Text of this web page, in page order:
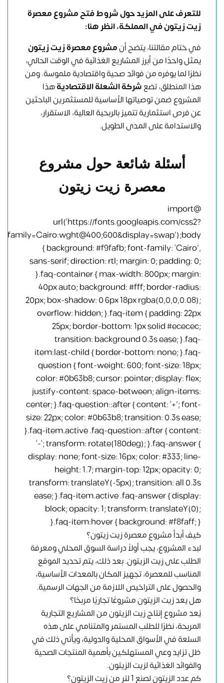
للتعرف على المزيد حول شروط فتح مشروع معصرة
زيت زيتون في المملكة،انظر هنا:
في ختام مقالتنا، يتضح أنمشروع معصرة زيت زيتون
يمثل واحدًا من أبرز المشاريع الغذائية في الوقت الحالي،
نظرًا لما يوفره من فوائد صحية واقتصادية ملموسة. ومن
هذا المنطلق، تضعشركة الشعلة الاقتصاديةهذا
المشروع ضمن توصياتها الأساسية للمستثمرين الباحثين
عن فرص استثمارية تتميز بالربحية العالية، الاستقرار،
والاستدامة على المدى الطويل.
أسئلة شائعة حول مشروع
معصرة زيت زيتون
@import
url(‘https://fonts.googleapis.com/css2?
family=Cairo:wght@400;600&display=swap’);body
{ background: #f9fafb; font-family: ‘Cairo’,
sans-serif; direction: rtl; margin: 0; padding: 0;
}.faq-container { max-width: 800px; margin:
40px auto; background: #fff; border-radius:
20px; box-shadow: 0 6px 18px rgba(0,0,0,0.08);
overflow: hidden; }.faq-item { padding: 22px
25px; border-bottom: 1px solid #ececec;
transition: background 0.3s ease; }.faq-
item:last-child { border-bottom: none; }.faq-
question { font-weight: 600; font-size: 18px;
color: #0b63b8; cursor: pointer; display: flex;
justify-content: space-between; align-items:
center; }.faq-question::after { content: ‘+’; font-
size: 22px; color: #0b63b8; transition: 0.3s ease;
}.faq-item.active .faq-question::after { content:
‘-‘; transform: rotate(180deg); }.faq-answer {
display: none; font-size: 16px; color: #333; line-
height: 1.7; margin-top: 12px; opacity: 0;
transform: translateY(-5px); transition: all 0.3s
ease; }.faq-item.active .faq-answer { display:
block; opacity: 1; transform: translateY(0);
}.faq-item:hover { background: #f8faff; }
كيف أبدأ مشروع معصرة زيت زيتون؟
لبدء المشروع، يجب أولاً دراسة السوق المحلي ومعرفة
الطلب على زيت الزيتون. بعد ذلك، يتم تحديد الموقع
المناسب للمعصرة، تجهيز المكان بالمعدات الأساسية،
والحصول على التراخيص اللازمة من الجهات الرسمية.
هل يعد زيت الزيتون مشروعًا تجاريًا مربحًا؟
يُعد مشروع إنتاج زيت الزيتون من المشاريع التجارية
المربحة، نظرًا للطلب المستمر والمتنامي على هذه
السلعة في الأسواق المحلية والدولية، ويأتي ذلك في
ظل تزايد وعي المستهلكين بأهمية المنتجات الصحية
والفوائد الغذائية لزيت الزيتون.
كم عدد الزيتون لصنع 1 لتر من زيت الزيتون؟